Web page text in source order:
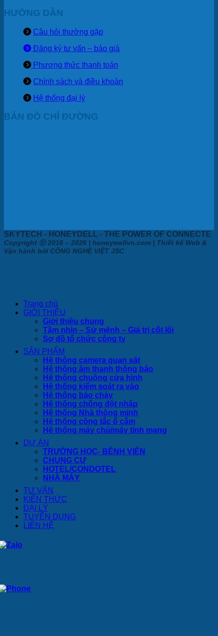
HƯỚNG DẪN
Câu hỏi thường gặp
Đăng ký tư vấn – báo giá
Phương thức thanh toán
Chính sách và điều khoản
Hệ thống đại lý
BẢN ĐỒ CHỈ ĐƯỜNG
SKYTECH - HONEYDELL - THE POWER OF CONNECTE
Copyright ⓒ 2016 – 2026 | honeywellvn.com | Thiết kế Web &
Vận hành bởi CÔNG NGHỆ VIỆT JSC
Trang chủ
GIỚI THIỆU
Giới thiệu chung
Tầm nhìn – Sứ mệnh – Giá trị cốt lõi
Sơ đồ tổ chức công ty
SẢN PHẨM
Hệ thống camera quan sát
Hệ thống âm thanh thông báo
Hệ thống chuông cửa hình
Hệ thống kiểm soát ra vào
Hệ thống báo cháy
Hệ thống chống đột nhập
Hệ thống Nhà thông minh
Hệ thống công tắc ổ cắm
Hệ thống máy chủ/máy tính mạng
DỰ ÁN
TRƯỜNG HỌC- BỆNH VIỆN
CHUNG CƯ
HOTEL/CONDOTEL
NHÀ MÁY
TƯ VẤN
KIẾN THỨC
ĐẠI LÝ
TUYỂN DỤNG
LIÊN HỆ